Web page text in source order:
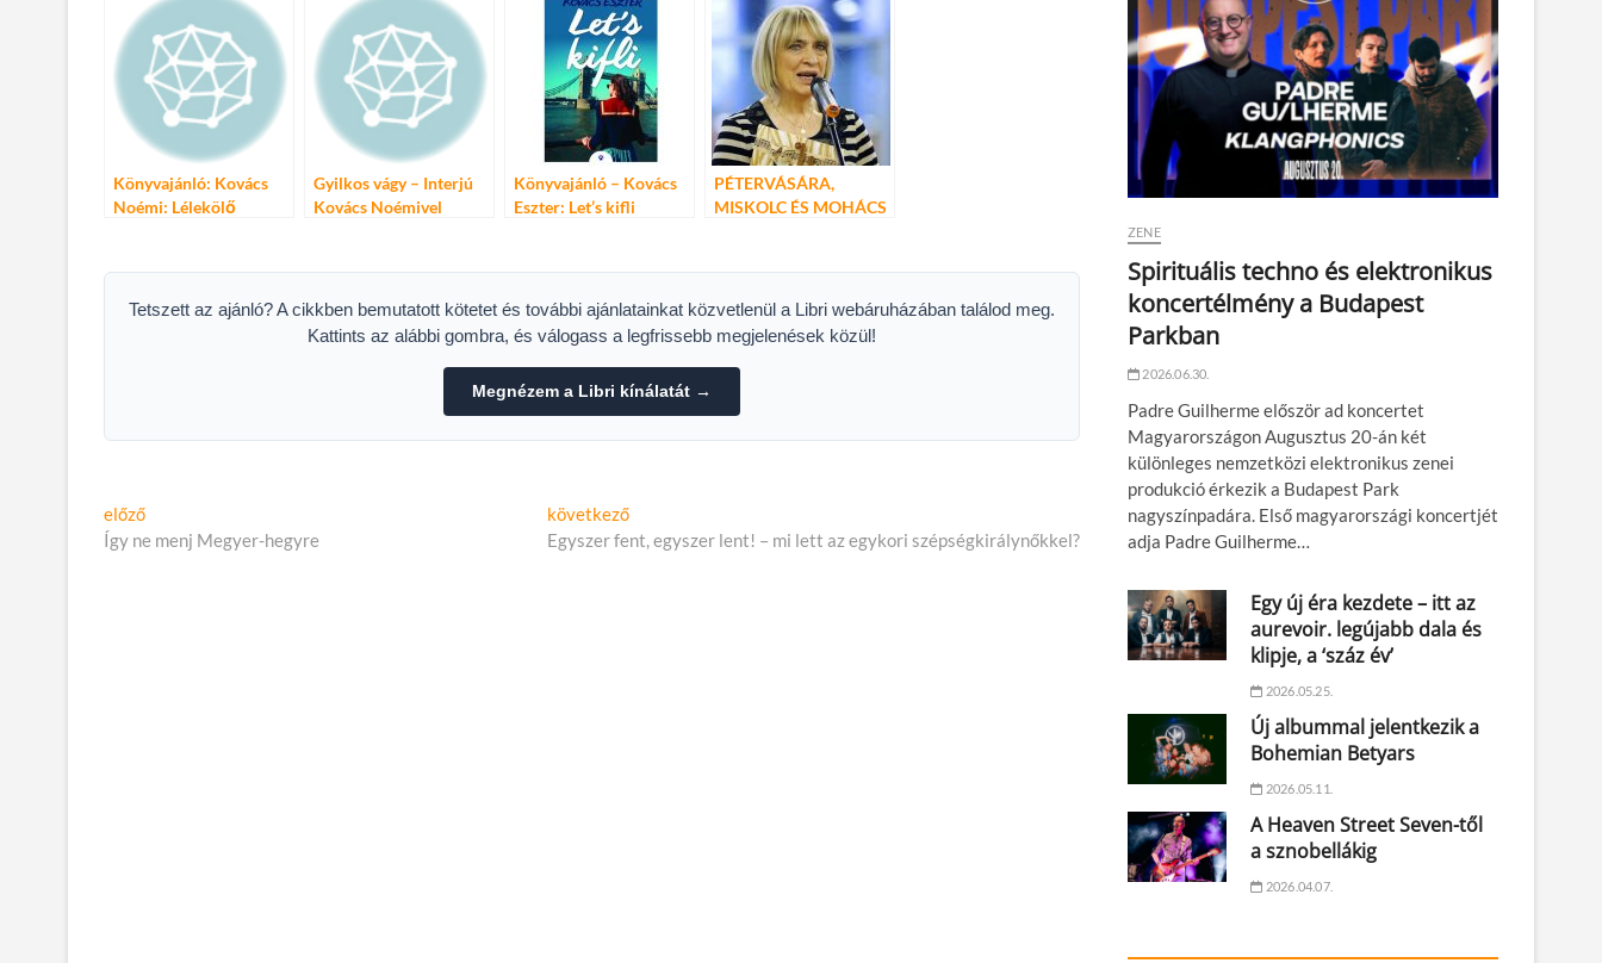
Könyvajánló: Kovács
Noémi: Lélekölő
Gyilkos vágy – Interjú
Kovács Noémivel
Könyvajánló – Kovács
Eszter: Let’s kifli
PÉTERVÁSÁRA,
MISKOLC ÉS MOHÁCS
DALVERSENYEN
Tetszett az ajánló? A cikkben bemutatott kötetet és további ajánlatainkat közvetlenül a Libri webáruházában találod meg.
Kattints az alábbi gombra, és válogass a legfrissebb megjelenések közül!
Megnézem a Libri kínálatát →
Bejegyzés
navigáció
előzőElőző
cikk:
Így ne menj Megyer-hegyre
következőKövetkező
cikk:
Egyszer fent, egyszer lent! – mi lett az egykori szépségkirálynőkkel?
ZENE
Spirituális techno és elektronikus
koncertélmény a Budapest
Parkban
2026.06.30.
Padre Guilherme először ad koncertet
Magyarországon Augusztus 20-án két
különleges nemzetközi elektronikus zenei
produkció érkezik a Budapest Park
nagyszínpadára. Első magyarországi koncertjét
adja Padre Guilherme…
Egy új éra kezdete – itt az
aurevoir. legújabb dala és
klipje, a ‘száz év’
2026.05.25.
Új albummal jelentkezik a
Bohemian Betyars
2026.05.11.
A Heaven Street Seven-től
a sznobellákig
2026.04.07.